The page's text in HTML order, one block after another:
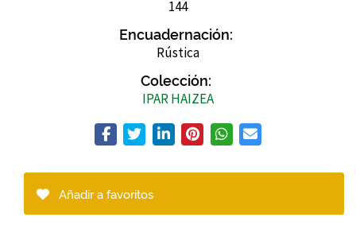
144
Encuadernación:
Rústica
Colección:
IPAR HAIZEA
Añadir a favoritos